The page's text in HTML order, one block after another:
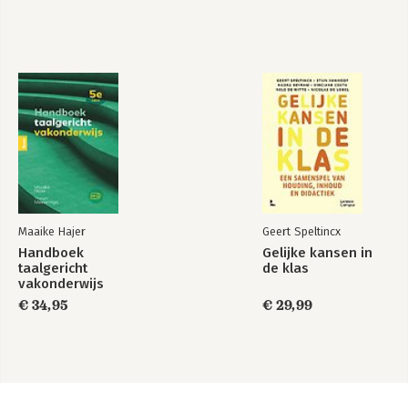
Maaike Hajer
Handboek
taalgericht
vakonderwijs
€ 34,95
Geert Speltincx
Gelijke kansen in
de klas
€ 29,99